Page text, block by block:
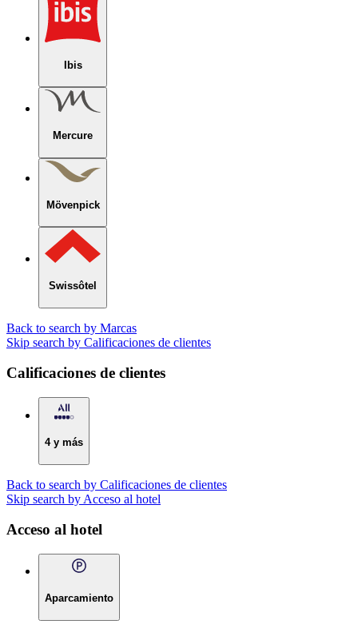
Ibis
Mercure
Mövenpick
Swissôtel
Back to search by Marcas
Skip search by Calificaciones de clientes
Calificaciones de clientes
4 y más
Back to search by Calificaciones de clientes
Skip search by Acceso al hotel
Acceso al hotel
Aparcamiento